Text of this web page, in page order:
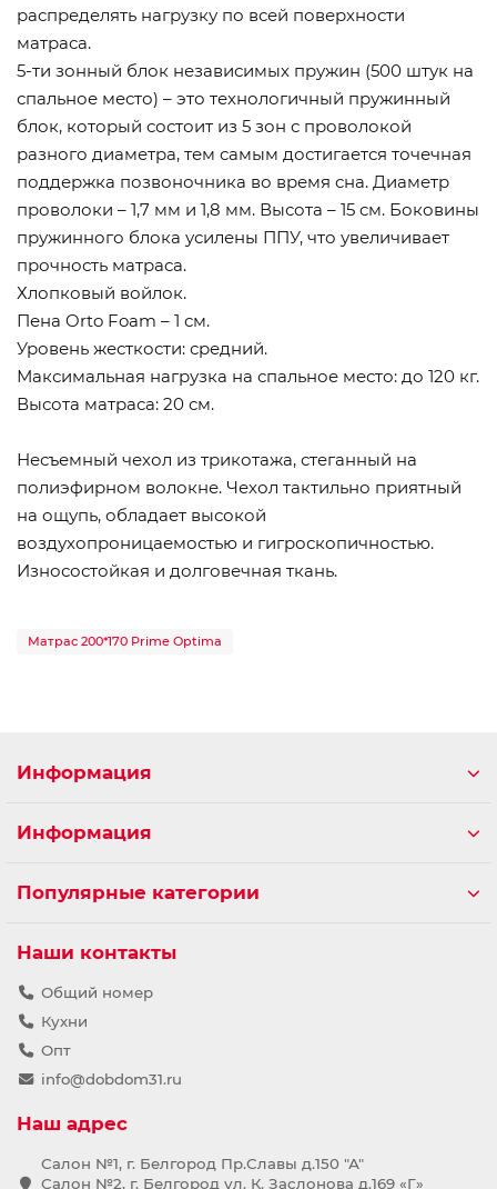
распределять нагрузку по всей поверхности
матраса.
5-ти зонный блок независимых пружин (500 штук на
спальное место) – это технологичный пружинный
блок, который состоит из 5 зон с проволокой
разного диаметра, тем самым достигается точечная
поддержка позвоночника во время сна. Диаметр
проволоки – 1,7 мм и 1,8 мм. Высота – 15 см. Боковины
пружинного блока усилены ППУ, что увеличивает
прочность матраса.
Хлопковый войлок.
Пена Orto Foam – 1 см.
Уровень жесткости: средний.
Максимальная нагрузка на спальное место: до 120 кг.
Высота матраса: 20 см.
Несъемный чехол из трикотажа, стеганный на
полиэфирном волокне. Чехол тактильно приятный
на ощупь, обладает высокой
воздухопроницаемостью и гигроскопичностью.
Износостойкая и долговечная ткань.
Матрас 200*170 Prime Optima
Информация
Информация
Популярные категории
Наши контакты
Общий номер
Кухни
Опт
info@dobdom31.ru
Наш адрес
Салон №1, г. Белгород Пр.Славы д.150 "А"
Салон №2, г. Белгород ул. К. Заслонова д.169 «Г»